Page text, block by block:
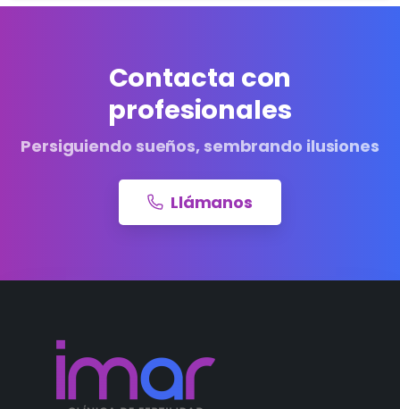
Contacta con
profesionales
Persiguiendo sueños, sembrando ilusiones
Llámanos